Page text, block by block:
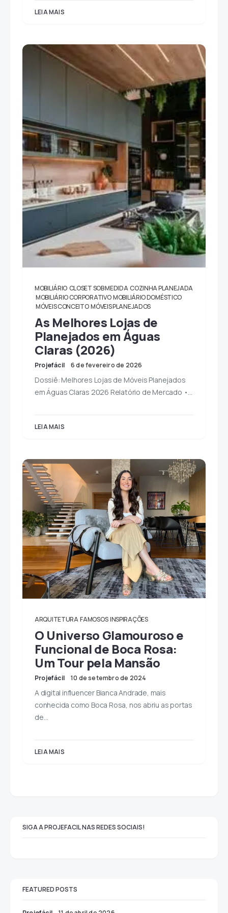
LEIA MAIS
MOBILIÁRIO CLOSET SOB MEDIDA COZINHA PLANEJADA
MOBILIÁRIO CORPORATIVO MOBILIÁRIO DOMÉSTICO
MÓVEIS CONCEITO MÓVEIS PLANEJADOS
As Melhores Lojas de
Planejados em Águas
Claras (2026)
Projefácil 6 de fevereiro de 2026
Dossiê: Melhores Lojas de Móveis Planejados
em Águas Claras 2026 Relatório de Mercado •…
LEIA MAIS
ARQUITETURA FAMOSOS INSPIRAÇÕES
O Universo Glamouroso e
Funcional de Boca Rosa:
Um Tour pela Mansão
Projefácil 10 de setembro de 2024
A digital influencer Bianca Andrade, mais
conhecida como Boca Rosa, nos abriu as portas
de…
LEIA MAIS
SIGA A PROJEFACIL NAS REDES SOCIAIS!
FEATURED POSTS